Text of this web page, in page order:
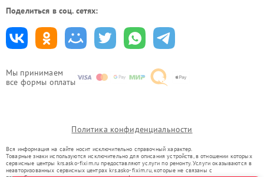
Мы принимаем
все формы оплаты
Поделиться в соц. сетях:
Политика конфиденциальности
Вся информация на сайте носит исключительно справочный характер.
Товарные знаки используются исключительно для описания устройств, в отношении которых
сервисные центры krs.asko-fixim.ru предоставляют услуги по ремонту. Услуги оказываются в
неавторизованных сервисных центрах krs.asko-fixim.ru, которые не связаны с